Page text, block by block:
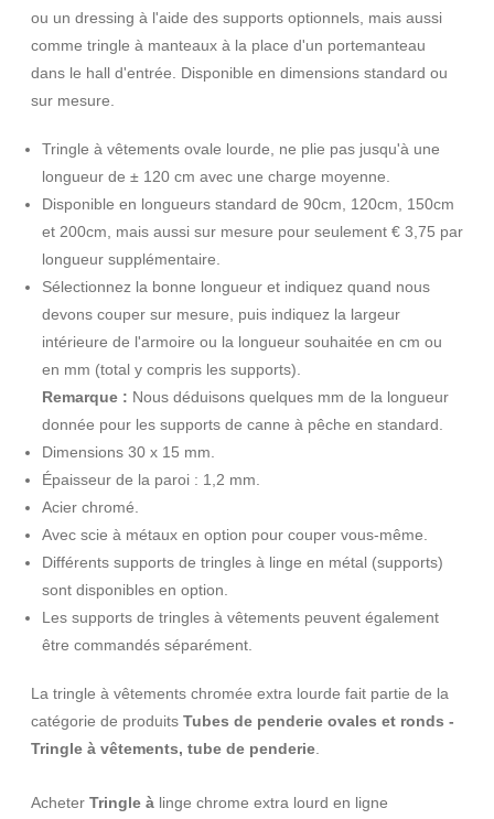
ou un dressing à l'aide des supports optionnels, mais aussi
comme tringle à manteaux à la place d'un portemanteau
dans le hall d'entrée. Disponible en dimensions standard ou
sur mesure.
Tringle à vêtements ovale lourde, ne plie pas jusqu'à une
longueur de ± 120 cm avec une charge moyenne.
Disponible en longueurs standard de 90cm, 120cm, 150cm
et 200cm, mais aussi sur mesure pour seulement € 3,75 par
longueur supplémentaire.
Sélectionnez la bonne longueur et indiquez quand nous
devons couper sur mesure, puis indiquez la largeur
intérieure de l'armoire ou la longueur souhaitée en cm ou
en mm (total y compris les supports).
Remarque : Nous déduisons quelques mm de la longueur
donnée pour les supports de canne à pêche en standard.
Dimensions 30 x 15 mm.
Épaisseur de la paroi : 1,2 mm.
Acier chromé.
Avec scie à métaux en option pour couper vous-même.
Différents supports de tringles à linge en métal (supports)
sont disponibles en option.
Les supports de tringles à vêtements peuvent également
être commandés séparément.
La tringle à vêtements chromée extra lourde fait partie de la
catégorie de produits Tubes de penderie ovales et ronds -
Tringle à vêtements, tube de penderie
Acheter Tringle à linge chrome extra lourd en ligne